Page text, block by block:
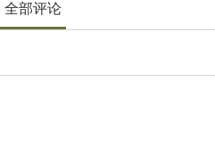
全部评论